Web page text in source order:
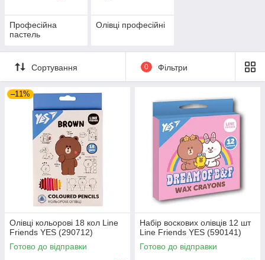
Професійна
пастель
Олівці професійні
Сортування 0 Фільтри
–11%
Олівці кольорові 18 кол Line
Friends YES (290712)
Готово до відправки
Набір воскових олівців 12 шт
Line Friends YES (590141)
Готово до відправки